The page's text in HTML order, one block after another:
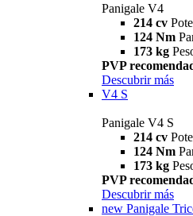
Panigale V4
214 cv
124 Nm
173 kg
PVP
Descubrir más
V4 S
Panigale V4 S
214 cv
124 Nm
173 kg
PVP
Descubrir más
new Panigale